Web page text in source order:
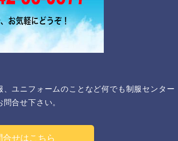
ユニフォームのことなど何でも制服センター
合せ下さい。
合せはこちら